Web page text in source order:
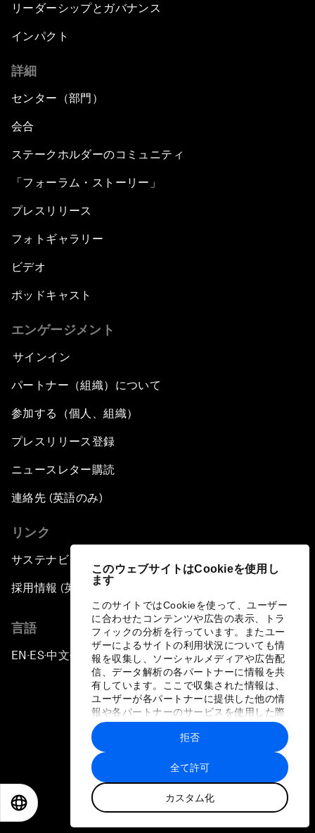
このウェブサイトはCookieを使用し
ます
このサイトではCookieを使って、ユーザー
に合わせたコンテンツや広告の表示、トラ
フィックの分析を行っています。またユー
ザーによるサイトの利用状況についても情
報を収集し、ソーシャルメディアや広告配
信、データ解析の各パートナーに情報を共
有しています。ここで収集された情報は、
ユーザーが各パートナーに提供した他の情
報や各パートナーのサービスを使用した際
に収集された情報と組み合わされ、各パー
トナーによって使用されることがありま
す。
全て許可
カスタム化
拒否
リーダーシップとガバナンス
インパクト
詳細
センター（部門）
会合
ステークホルダーのコミュニティ
「フォーラム・ストーリー」
プレスリリース
フォトギャラリー
ビデオ
ポッドキャスト
エンゲージメント
サインイン
パートナー（組織）について
参加する（個人、組織）
プレスリリース登録
ニュースレター購読
連絡先 (英語のみ)
リンク
サステナビリティへの取り組み
採用情報 (英語のみ)
言語
EN ▪ES▪中文▪ 日本語
プライバシーポリシーと利用規約
サイトマップ
©
世界経済フォーラム